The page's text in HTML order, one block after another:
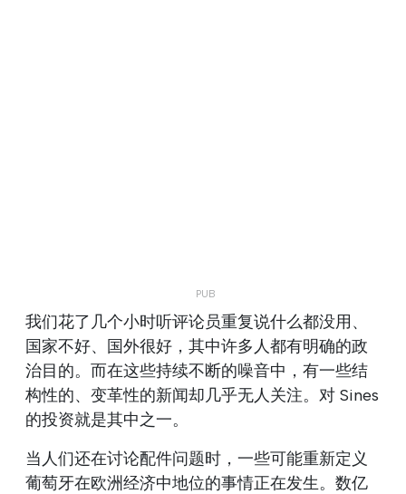
我们花了几个小时听评论员重复说什么都没用、
国家不好、国外很好，其中许多人都有明确的政
治目的。而在这些持续不断的噪音中，有一些结
构性的、变革性的新闻却几乎无人关注。对 Sines
的投资就是其中之一。
当人们还在讨论配件问题时，一些可能重新定义
葡萄牙在欧洲经济中地位的事情正在发生。数亿